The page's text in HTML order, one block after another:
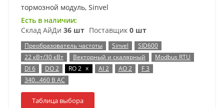
тормозной модуль, Sinvel
Есть в наличии:
Склад АйДи 36 шт Поставщик 0 шт
Преобразователь частоты Sinvel
SID600
22 кВт/30 кВт
Векторный и скалярный
Modbus RTU
DI 6
DO 2 RO 2 x AI 2 AO 2
F 3
340…460 В AC
Таблица выбора